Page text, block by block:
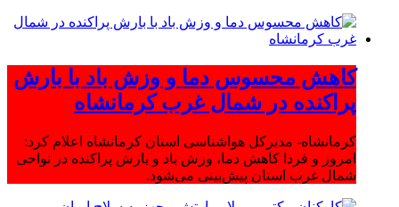
کاهش محسوس دما و وزش باد با بارش
پراکنده در شمال غرب کرمانشاه
کرمانشاه- مدیرکل هواشناسی استان کرمانشاه اعلام کرد:
امروز و فردا کاهش دما، وزش باد و بارش پراکنده در نواحی
شمال غرب استان پیش‌بینی می‌شود.